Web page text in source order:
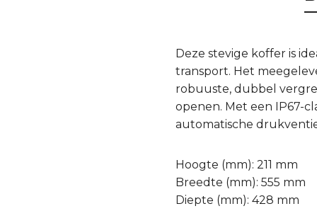
Deze stevige koffer is
transport. Het
robuuste, dubbel
openen. Met een IP67-
automatische
Hoogte (mm): 211 mm
Breedte (mm): 555 mm
Diepte (mm): 428 mm